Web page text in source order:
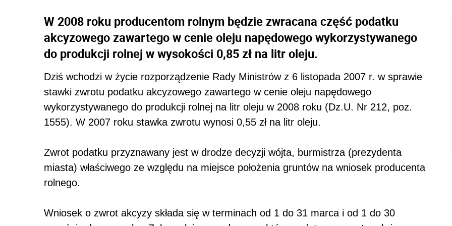
W 2008 roku producentom rolnym będzie zwracana część podatku
akcyzowego zawartego w cenie oleju napędowego wykorzystywanego
do produkcji rolnej w wysokości 0,85 zł na litr oleju.
Dziś wchodzi w życie rozporządzenie Rady Ministrów z 6 listopada 2007 r. w sprawie
stawki zwrotu podatku akcyzowego zawartego w cenie oleju napędowego
wykorzystywanego do produkcji rolnej na litr oleju w 2008 roku (Dz.U. Nr 212, poz.
1555). W 2007 roku stawka zwrotu wynosi 0,55 zł na litr oleju.
Zwrot podatku przyznawany jest w drodze decyzji wójta, burmistrza (prezydenta
miasta) właściwego ze względu na miejsce położenia gruntów na wniosek producenta
rolnego.
Wniosek o zwrot akcyzy składa się w terminach od 1 do 31 marca i od 1 do 30